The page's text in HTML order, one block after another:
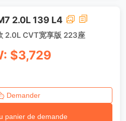
2.0L 139 L4
2.0L CVT宽享版 223座
$3,729
Demander
panier de demande